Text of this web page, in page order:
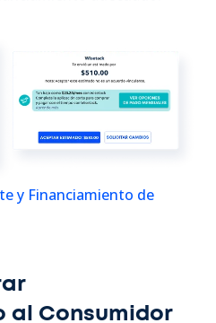
y Financiamiento de
al Consumidor